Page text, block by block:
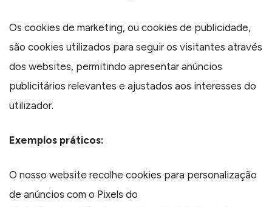
Os cookies de marketing, ou cookies de publicidade,
são cookies utilizados para seguir os visitantes através
dos websites, permitindo apresentar anúncios
publicitários relevantes e ajustados aos interesses do
utilizador.
Exemplos práticos:
O nosso website recolhe cookies para personalização
de anúncios com o Pixels do